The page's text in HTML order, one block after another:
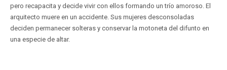
pero recapacita y decide vivir con ellos formando un trío amoroso. El
arquitecto muere en un accidente. Sus mujeres desconsoladas
deciden permanecer solteras y conservar la motoneta del difunto en
una especie de altar.